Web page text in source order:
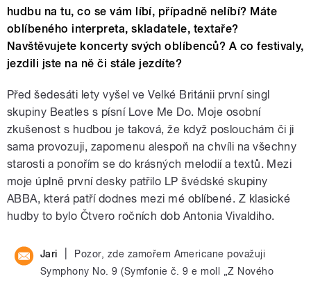
hudbu na tu, co se vám líbí, případně nelíbí? Máte
oblíbeného interpreta, skladatele, textaře?
Navštěvujete koncerty svých oblíbenců? A co festivaly,
jezdili jste na ně či stále jezdíte?
Před šedesáti lety vyšel ve Velké Británii první singl
skupiny Beatles s písní Love Me Do. Moje osobní
zkušenost s hudbou je taková, že když poslouchám či ji
sama provozuji, zapomenu alespoň na chvíli na všechny
starosti a ponořím se do krásných melodií a textů. Mezi
moje úplně první desky patřilo LP švédské skupiny
ABBA, která patří dodnes mezi mé oblíbené. Z klasické
hudby to bylo Čtvero ročních dob Antonia Vivaldiho.
Jari
Pozor, zde zamořem Americane považuji
Symphony No. 9 (Symfonie č. 9 e moll „Z Nového